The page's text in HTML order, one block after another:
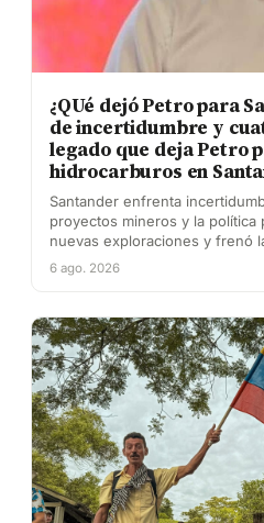
¿QUé dejó Petro para
de incertidumbre y
legado que deja Petro
hidrocarburos en
Santander enfrenta
proyectos mineros y la política
nuevas exploraciones y frenó
6 ago. 2026